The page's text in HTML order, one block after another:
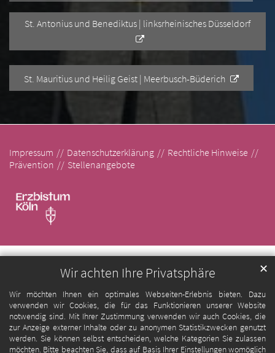
Wir achten Ihre Privatsphäre
Wir möchten Ihnen ein optimales Webseiten-Erlebnis bieten. Dazu
verwenden wir Cookies, die für das Funktionieren unserer Website
notwendig sind. Mit Ihrer Zustimmung verwenden wir auch Cookies, die
zur Anzeige externer Inhalte oder zu anonymen Statistikzwecken genutzt
werden. Sie können selbst entscheiden, welche Kategorien Sie zulassen
möchten. Bitte beachten Sie, dass auf Basis Ihrer Einstellungen womöglich
✕
St. Antonius und Benediktus | linksrheinisches Düsseldorf
St. Mauritius und Heilig Geist | Meerbusch-Büderich
Impressum Datenschutzerklärung
Rechtliche Hinweise
Prävention
Stellenangebote